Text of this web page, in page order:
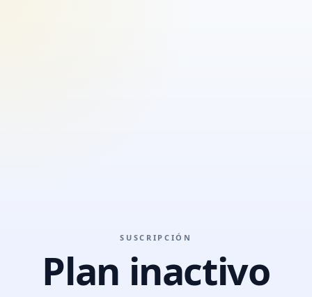
SUSCRIPCIÓN
Plan inactivo